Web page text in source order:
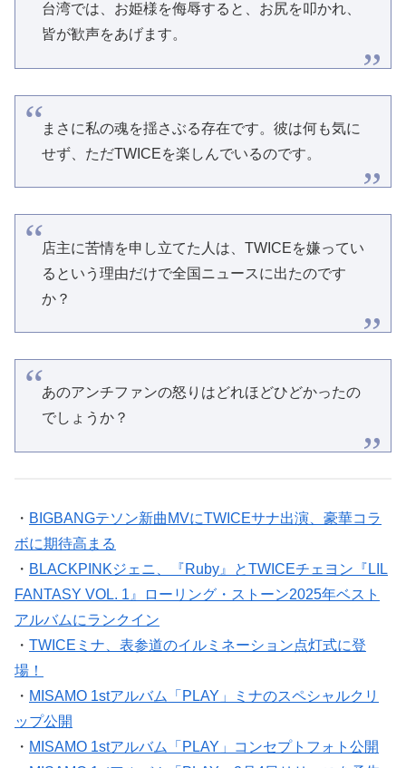
台湾では、お姫様を侮辱すると、お尻を叩かれ、
皆が歓声をあげます。
まさに私の魂を揺さぶる存在です。彼は何も気に
せず、ただTWICEを楽しんでいるのです。
店主に苦情を申し立てた人は、TWICEを嫌ってい
るという理由だけで全国ニュースに出たのです
か？
あのアンチファンの怒りはどれほどひどかったの
でしょうか？
・ BIGBANGテソン新曲MVにTWICEサナ出演、豪華コラ
ボに期待高まる
・ BLACKPINKジェニ、『Ruby』とTWICEチェヨン『LIL
FANTASY VOL. 1』ローリング・ストーン2025年ベスト
アルバムにランクイン
・ TWICEミナ、表参道のイルミネーション点灯式に登
場！
・ MISAMO 1stアルバム「PLAY」ミナのスペシャルクリ
ップ公開
・ MISAMO 1stアルバム「PLAY」コンセプトフォト公開